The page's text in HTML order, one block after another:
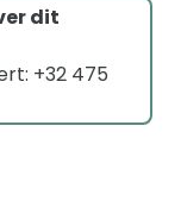
dit
+32 475